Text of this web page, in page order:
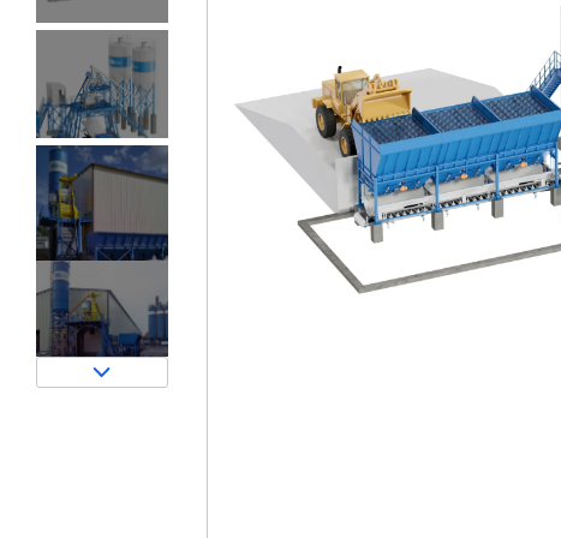
Затворы для силосов и дозаторов
Авто и Ж/Д весы
Пневмооборудование
Датчики
Рециклинг
Околопрессовочное оборудование